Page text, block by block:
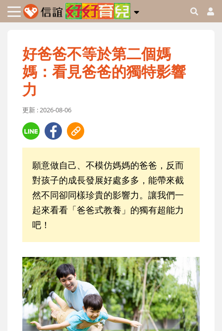
好爸爸不等於第二個媽
媽：看見爸爸的獨特影響
力
更新 : 2026-08-06
願意做自己、不模仿媽媽的爸爸，反而
對孩子的成長發展好處多多，能帶來截
然不同卻同樣珍貴的影響力。讓我們一
起來看看「爸爸式教養」的獨有超能力
吧！